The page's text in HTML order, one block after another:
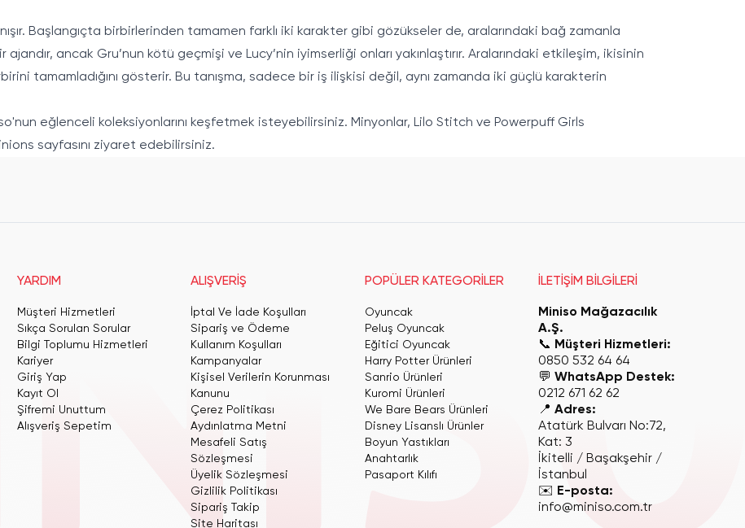
Başlangıçta birbirlerinden tamamen farklı iki karakter gibi gözükseler de, aralarındaki bağ zamanla
ancak Gru’nun kötü geçmişi ve Lucy’nin iyimserliği onları yakınlaştırır. Aralarındaki etkileşim, ikisinin
tamamladığını gösterir. Bu tanışma, sadece bir iş ilişkisi değil, aynı zamanda iki güçlü karakterin
eğlenceli koleksiyonlarını keşfetmek isteyebilirsiniz. Minyonlar, Lilo Stitch ve Powerpuff Girls
sayfasını ziyaret edebilirsiniz.
YARDIM
Müşteri Hizmetleri
Sıkça Sorulan Sorular
Bilgi Toplumu Hizmetleri
Kariyer
Giriş Yap
Kayıt Ol
Şifremi Unuttum
Alışveriş Sepetim
ALIŞVERİŞ
İptal Ve İade Koşulları
Sipariş ve Ödeme
Kullanım Koşulları
Kampanyalar
Kişisel Verilerin Korunması
Kanunu
Çerez Politikası
Aydınlatma Metni
Mesafeli Satış
Sözleşmesi
Üyelik Sözleşmesi
Gizlilik Politikası
Sipariş Takip
Site Haritası
POPÜLER KATEGORİLER
Oyuncak
Peluş Oyuncak
Eğitici Oyuncak
Harry Potter Ürünleri
Sanrio Ürünleri
Kuromi Ürünleri
We Bare Bears Ürünleri
Disney Lisanslı Ürünler
Boyun Yastıkları
Anahtarlık
Pasaport Kılıfı
İLETİŞİM BİLGİLERİ
Miniso Mağazacılık
A.Ş.
📞 Müşteri Hizmetleri:
0850 532 64 64
💬WhatsApp Destek:
0212 671 62 62
📍Adres:
Atatürk Bulvarı No:72,
Kat: 3
İkitelli / Başakşehir /
İstanbul
✉️ E-posta:
info@miniso.com.tr